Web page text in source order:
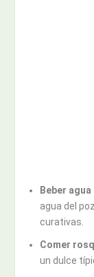
Beber
agua del
curativas.
Comer
un dulce